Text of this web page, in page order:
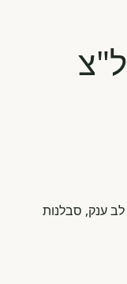
ענק, סבלנות